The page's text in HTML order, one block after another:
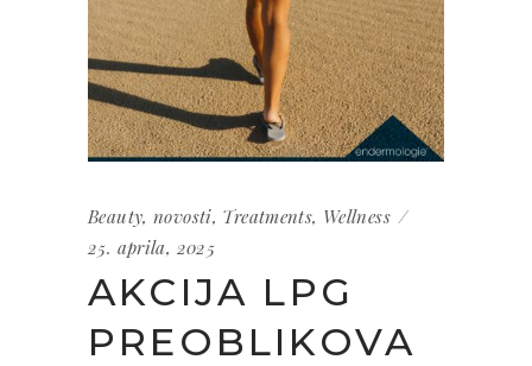
Beauty, novosti, Treatments, Wellness
25. aprila, 2025
AKCIJA LPG
PREOBLIKOVA